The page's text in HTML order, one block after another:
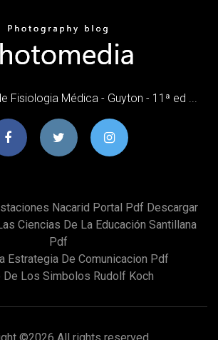
Fisiologia Médica - Guyton - 11ª ed ...
Nacarid Portal Pdf Descargar
Ciencias De La Educación Santillana
Pdf
Estrategia De Comunicacion Pdf
De Los Simbolos Rudolf Koch